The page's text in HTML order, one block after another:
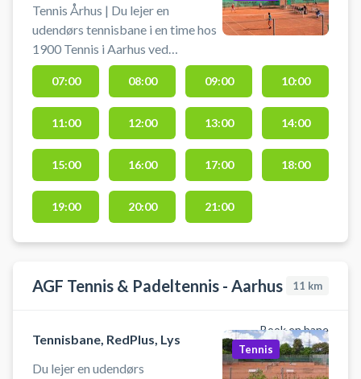
Tennis Århus | Du lejer en
udendørs tennisbane i en time hos
1900 Tennis i Aarhus ved
Marselisborg. Book tennisbane
og spil tennis i Århus på udendørs
grusbaner hos 1900 Tennis.
Medbring selv ketcher og bolde.
Der ligger dog ofte
låneketsjere/bolde under
halvtaget. Der er gratis parkering
foran Hallen.
07:00 08:00 09:00 10:00
11:00 12:00 13:00 14:00
15:00 16:00 17:00 18:00
19:00 20:00 21:00
AGF Tennis & Padeltennis - Aarhus 11 km
Book en bane
Tennisbane, RedPlus, Lys
Du lejer en udendørs
Tennis